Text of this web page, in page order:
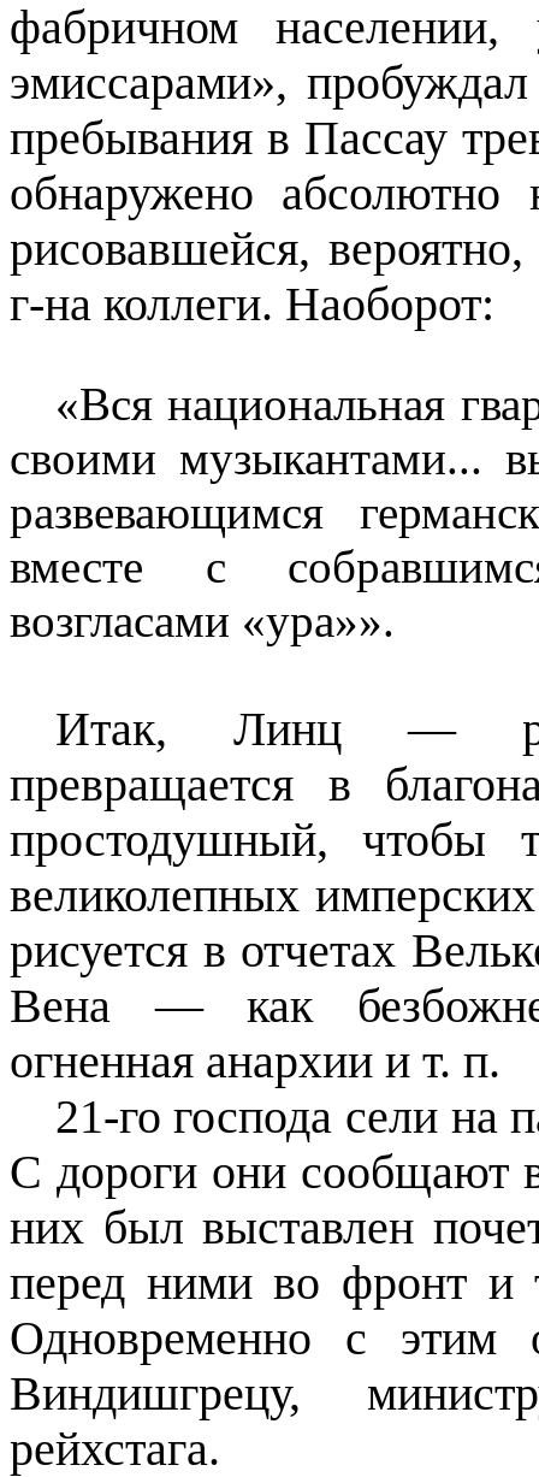
фабричном населении,
эмиссарами»,
пребывания в Пассау
обнаружено абсолютно
рисовавшейся,
г-на коллеги. Наоборот:
«Вся национальная
своими музыкантами...
развевающимся
вместе с
возгласами «ура»».
Итак, Линц —
превращается в
простодушный, чтобы
великолепных
рисуется в отчетах
Вена — как
огненная анархии и т. п.
21-го господа сели на
С дороги они сообщают
них был выставлен
перед ними во фронт и
Одновременно с этим
Виндишгрецу,
рейхстага.